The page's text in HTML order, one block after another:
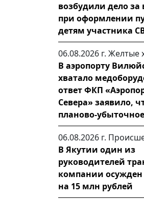
возбудили дело за
при оформлении
детям участника
06.08.2026 г. Желтые
В аэропорту
хватало
ответ ФКП
Севера» заявило,
планово-убыточное
06.08.2026 г.
В Якутии один из
руководителей
компании осужден
на 15 млн рублей